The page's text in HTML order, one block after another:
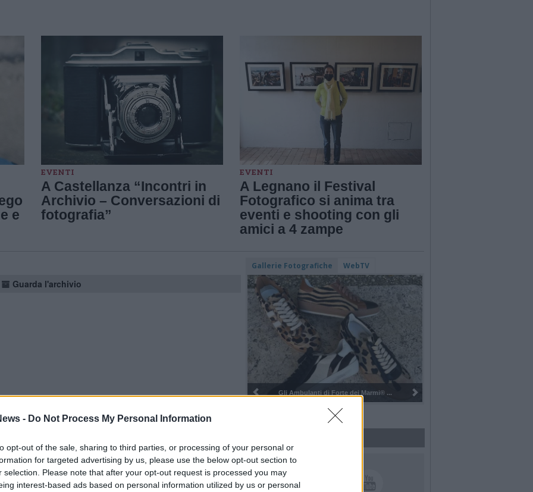
- Do Not Process My Personal Information
opt-out of the sale, sharing to third parties, or processing of your personal or
for targeted advertising by us, please use the below opt-out section to
selection. Please note that after your opt-out request is processed you may
interest-based ads based on personal information utilized by us or personal
e
EVENTI
A Castellanza “Incontri in
Archivio – Conversazioni di
fotografia”
EVENTI
A Legnano il Festival
Fotografico si anima tra
eventi e shooting con gli
amici a 4 zampe
Guarda l'archivio
Gallerie Fotografiche WebTV
Pulizia del bosco del Rugareto a ...
SEGUICI SUI SOCIAL